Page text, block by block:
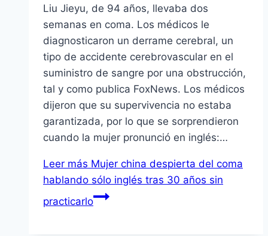
Liu Jieyu, de 94 años, llevaba dos
semanas en coma. Los médicos le
diagnosticaron un derrame cerebral, un
tipo de accidente cerebrovascular en el
suministro de sangre por una obstrucción,
tal y como publica FoxNews. Los médicos
dijeron que su supervivencia no estaba
garantizada, por lo que se sorprendieron
cuando la mujer pronunció en inglés:…
Leer más Mujer china despierta del coma
hablando sólo inglés tras 30 años sin
practicarlo